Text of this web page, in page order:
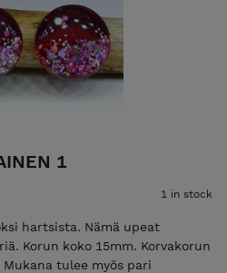
1
1 in stock
hartsista. Nämä upeat
Korun koko 15mm. Korvakorun
tulee myös pari